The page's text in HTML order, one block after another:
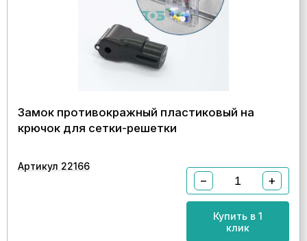
Замок противокражный пластиковый на
крючок для сетки-решетки
Артикул 22166
− +
Купить в 1
клик